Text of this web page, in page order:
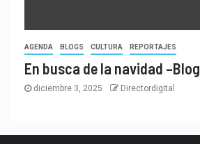
AGENDA BLOGS CULTURA REPORTAJES
En busca de la navidad –Blog
diciembre 3, 2025 Directordigital